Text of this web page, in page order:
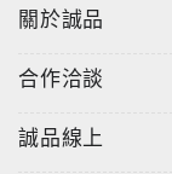
及莫札特、巴
批判。他在音
關於誠品
合作洽談
誠品線上